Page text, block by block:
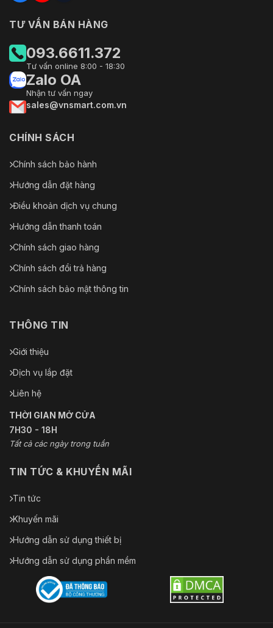
TƯ VẤN BÁN HÀNG
093.6611.372
Tư vấn online 8:00 - 18:30
Zalo OA
Nhận tư vấn ngay
sales@vnsmart.com.vn
CHÍNH SÁCH
Chính sách bảo hành
Hướng dẫn đặt hàng
Điều khoản dịch vụ chung
Hướng dẫn thanh toán
Chính sách giao hàng
Chính sách đổi trả hàng
Chính sách bảo mật thông tin
THÔNG TIN
Giới thiệu
Dịch vụ lắp đặt
Liên hệ
THỜI GIAN MỞ CỬA
7H30 - 18H
Tất cả các ngày trong tuần
TIN TỨC & KHUYẾN MÃI
Tin tức
Khuyến mãi
Hướng dẫn sử dụng thiết bị
Hướng dẫn sử dụng phần mềm